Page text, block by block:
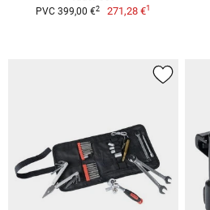
PVC 399,00 €2 271,28 €1